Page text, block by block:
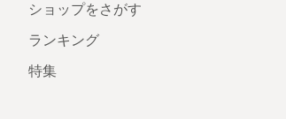
ショップをさがす
ランキング
特集